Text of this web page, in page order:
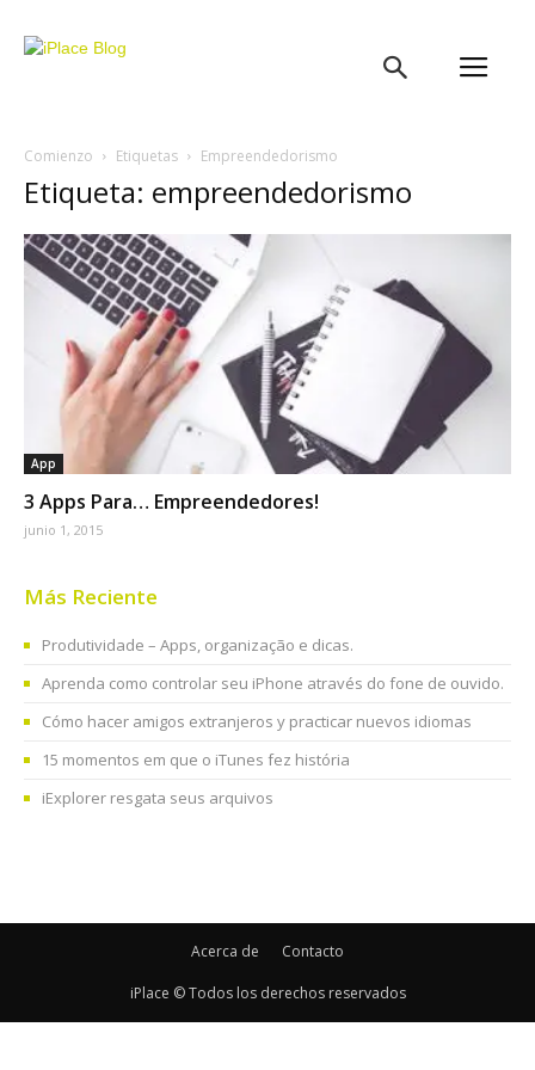
Comienzo Etiquetas Empreendedorismo
Etiqueta: empreendedorismo
App
3 Apps Para… Empreendedores!
junio 1, 2015
Más Reciente
Produtividade – Apps, organização e dicas.
Aprenda como controlar seu iPhone através do fone de ouvido.
Cómo hacer amigos extranjeros y practicar nuevos idiomas
15 momentos em que o iTunes fez história
iExplorer resgata seus arquivos
Acerca de Contacto
iPlace © Todos los derechos reservados